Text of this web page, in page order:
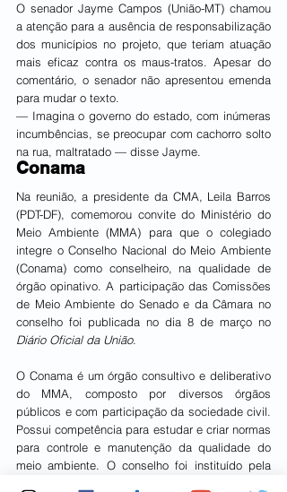
O senador Jayme Campos (União-MT) chamou
a atenção para a ausência de responsabilização
dos municípios no projeto, que teriam atuação
mais eficaz contra os maus-tratos. Apesar do
comentário, o senador não apresentou emenda
para mudar o texto.
— Imagina o governo do estado, com inúmeras
incumbências, se preocupar com cachorro solto
na rua, maltratado — disse Jayme.
Conama
Na reunião, a presidente da CMA, Leila Barros
(PDT-DF), comemorou convite do Ministério do
Meio Ambiente (MMA) para que o colegiado
integre o Conselho Nacional do Meio Ambiente
(Conama) como conselheiro, na qualidade de
órgão opinativo. A participação das Comissões
de Meio Ambiente do Senado e da Câmara no
Diário Oficial da União.
O Conama é um órgão consultivo e deliberativo
do MMA, composto por diversos órgãos
públicos e com participação da sociedade civil.
Possui competência para estudar e criar normas
para controle e manutenção da qualidade do
meio ambiente. O conselho foi instituído pela